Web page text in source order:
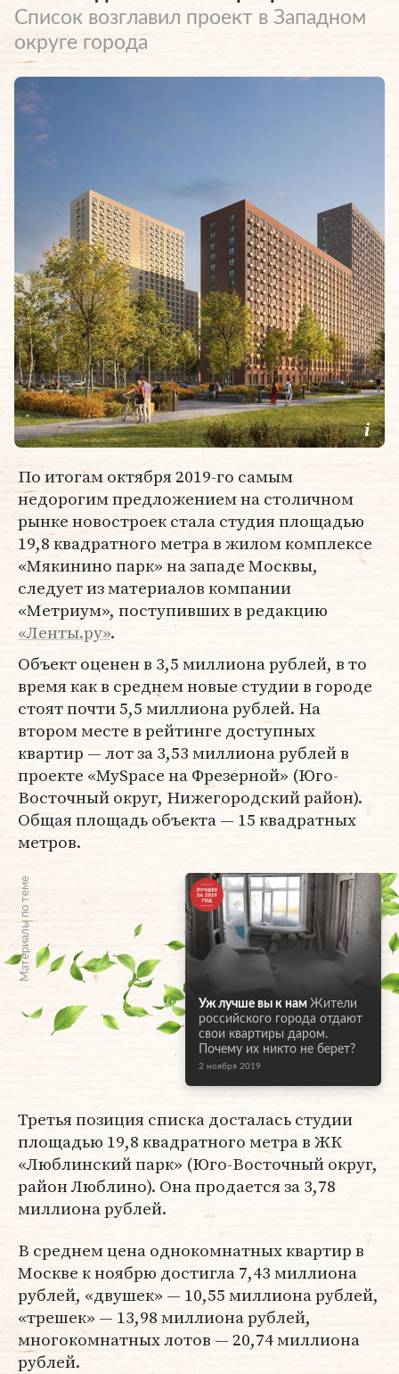
Список возглавил проект в Западном
округе города
По итогам октября 2019-го самым
недорогим предложением на столичном
рынке новостроек стала студия площадью
19,8 квадратного метра в жилом комплексе
«Мякинино парк» на западе Москвы,
следует из материалов компании
«Метриум», поступивших в редакцию
«Ленты.ру».
Объект оценен в 3,5 миллиона рублей, в то
время как в среднем новые студии в городе
стоят почти 5,5 миллиона рублей. На
втором месте в рейтинге доступных
квартир — лот за 3,53 миллиона рублей в
проекте «MySpace на Фрезерной» (Юго-
Восточный округ, Нижегородский район).
Общая площадь объекта — 15 квадратных
метров.
Материалы по теме
Уж лучше вы к нам Жители
российского города отдают
свои квартиры даром.
Почему их никто не берет?
2 ноября 2019
Третья позиция списка досталась студии
площадью 19,8 квадратного метра в ЖК
«Люблинский парк» (Юго-Восточный округ,
район Люблино). Она продается за 3,78
миллиона рублей.
В среднем цена однокомнатных квартир в
Москве к ноябрю достигла 7,43 миллиона
рублей, «двушек» — 10,55 миллиона рублей,
«трешек» — 13,98 миллиона рублей,
многокомнатных лотов — 20,74 миллиона
рублей.